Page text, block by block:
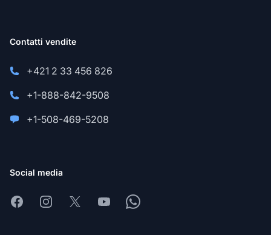
Contatti vendite
+421 2 33 456 826
+1-888-842-9508
+1-508-469-5208
Social media
FacebookInstagram
X YoutubeWhatsapp